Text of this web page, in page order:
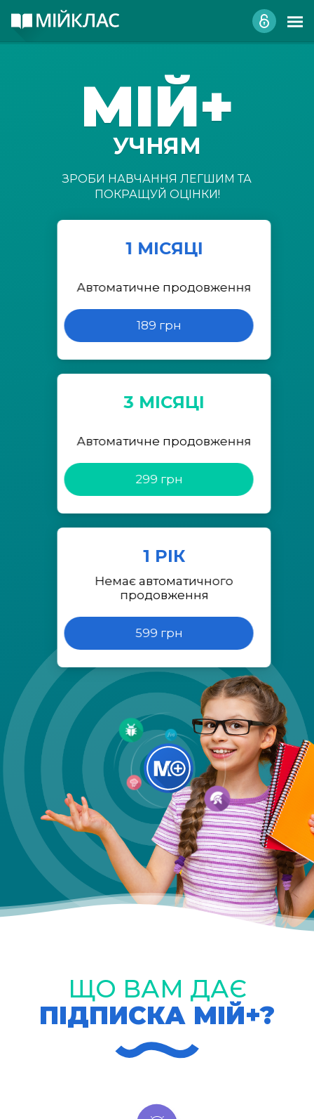
МІЙ+
УЧНЯМ
ЗРОБИ НАВЧАННЯ ЛЕГШИМ ТА
ПОКРАЩУЙ ОЦІНКИ!
1 МІСЯЦІ
Автоматичне продовження
189 грн
3 МІСЯЦІ
Автоматичне продовження
299 грн
1 РІК
Немає автоматичного
продовження
599 грн
ЩО ВАМ ДАЄ
ПІДПИСКА МІЙ+?